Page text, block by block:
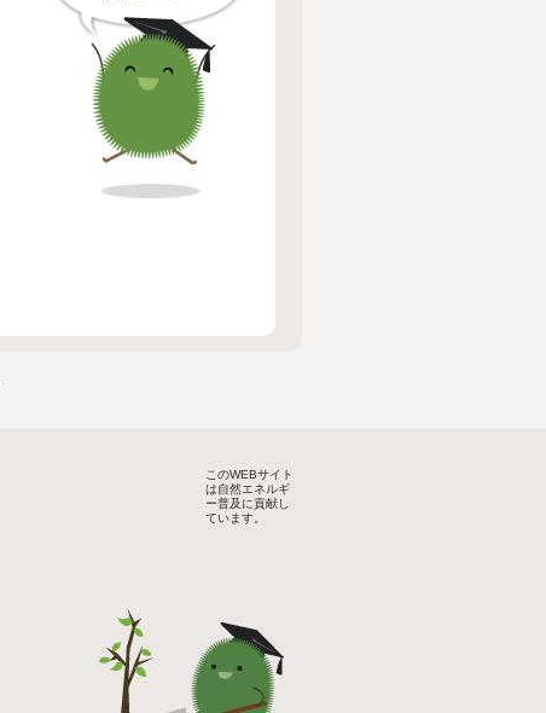
このWEBサイト
は自然エネルギ
ー普及に貢献し
ています。